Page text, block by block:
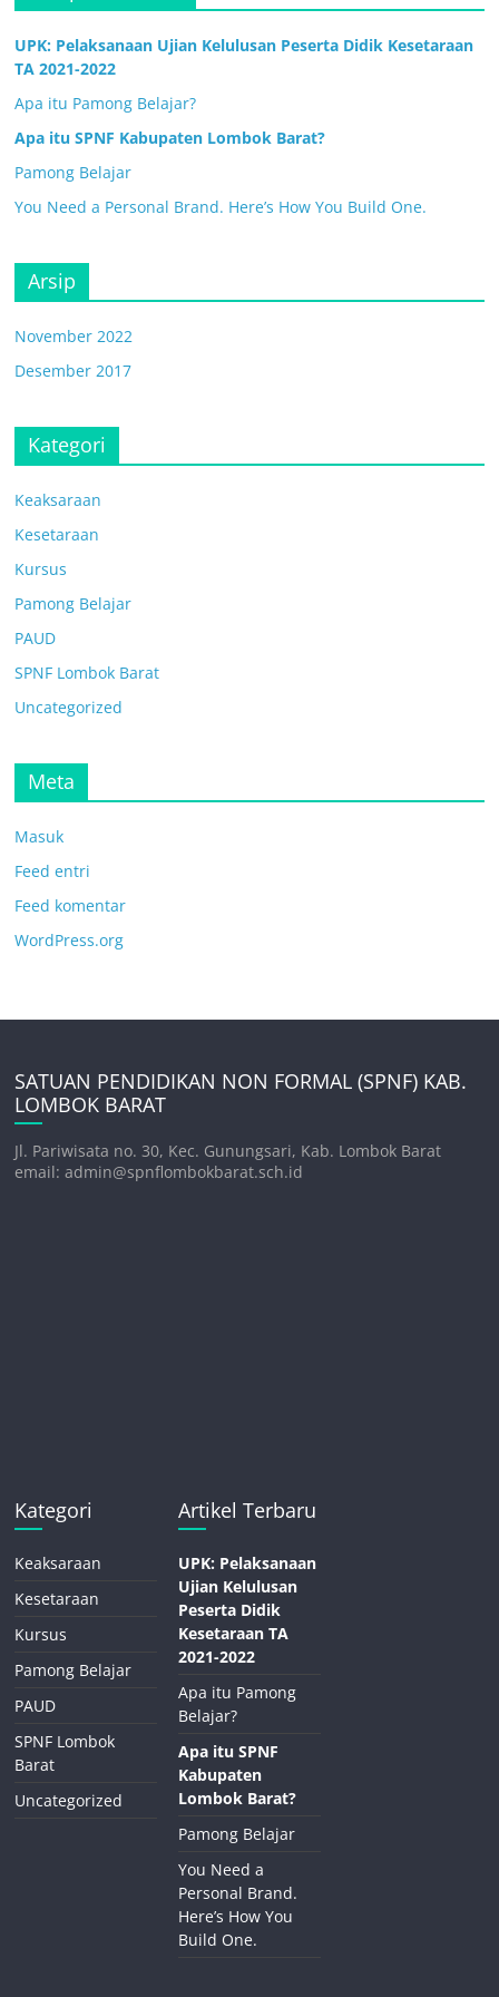
UPK: Pelaksanaan Ujian Kelulusan Peserta Didik Kesetaraan
TA 2021-2022
Apa itu Pamong Belajar?
Apa itu SPNF Kabupaten Lombok Barat?
Pamong Belajar
You Need a Personal Brand. Here’s How You Build One.
Arsip
November 2022
Desember 2017
Kategori
Keaksaraan
Kesetaraan
Kursus
Pamong Belajar
PAUD
SPNF Lombok Barat
Uncategorized
Meta
Masuk
Feed entri
Feed komentar
WordPress.org
SATUAN PENDIDIKAN NON FORMAL (SPNF) KAB.
LOMBOK BARAT
Jl. Pariwisata no. 30, Kec. Gunungsari, Kab. Lombok Barat
email: admin@spnflombokbarat.sch.id
Kategori
Keaksaraan
Kesetaraan
Kursus
Pamong Belajar
PAUD
SPNF Lombok
Barat
Uncategorized
Artikel Terbaru
UPK: Pelaksanaan
Ujian Kelulusan
Peserta Didik
Kesetaraan TA
2021-2022
Apa itu Pamong
Belajar?
Apa itu SPNF
Kabupaten
Lombok Barat?
Pamong Belajar
You Need a
Personal Brand.
Here’s How You
Build One.